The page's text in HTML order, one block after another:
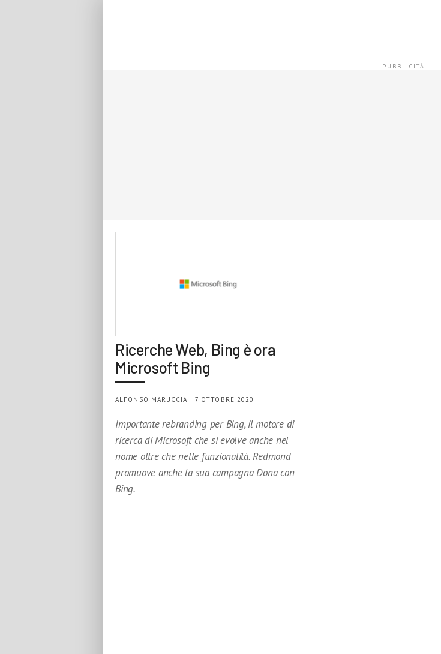
Ricerche Web, Bing è ora
Microsoft Bing
ALFONSO MARUCCIA | 7 OTTOBRE 2020
Importante rebranding per Bing, il motore di
ricerca di Microsoft che si evolve anche nel
nome oltre che nelle funzionalità. Redmond
promuove anche la sua campagna Dona con
Bing.